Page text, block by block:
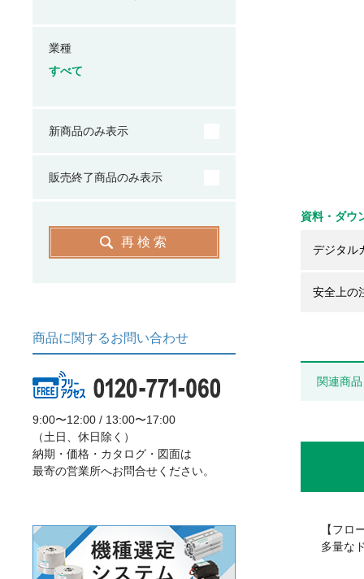
資料・ダウ
デジタル
安全上の
関連商品
【フロ
多量な
業種
すべて
新商品のみ表示
販売終了商品のみ表示
再検索
商品に関するお問い合わせ
9:00〜12:00 / 13:00〜17:00
（土日、休日除く）
納期・価格・カタログ・図面は
最寄の営業所へお問合せください。